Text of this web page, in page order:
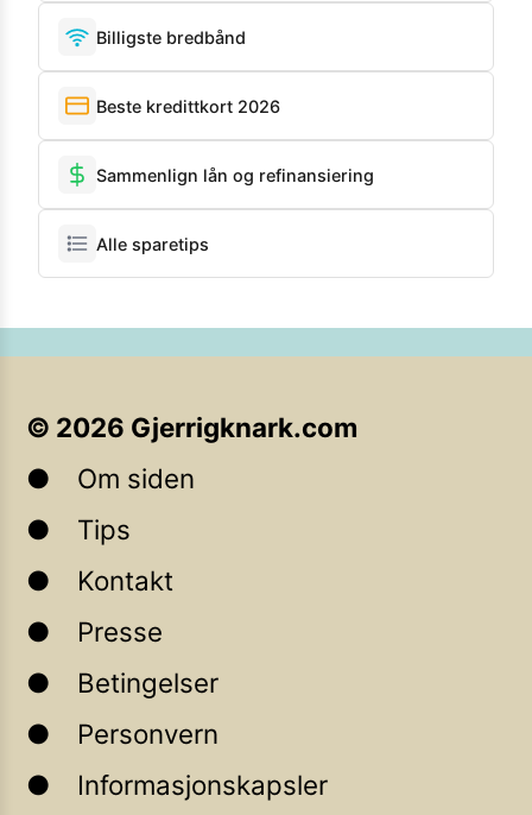
Billigste bredbånd
Beste kredittkort 2026
Sammenlign lån og refinansiering
Alle sparetips
© 2026 Gjerrigknark.com
Om siden
Tips
Kontakt
Presse
Betingelser
Personvern
Informasjonskapsler